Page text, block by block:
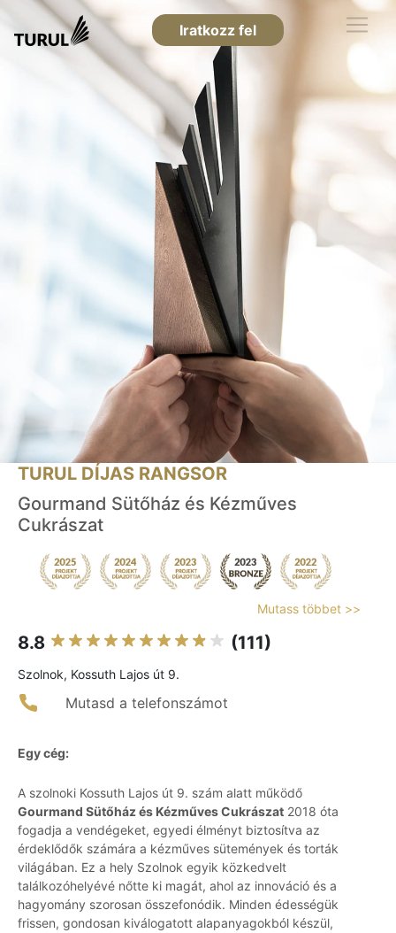
Iratkozz fel
TURUL DÍJAS RANGSOR
Gourmand Sütőház és Kézműves
Cukrászat
Mutass többet >>
8.8 (111)
Szolnok, Kossuth Lajos út 9.
Mutasd a telefonszámot
Egy cég:
A szolnoki Kossuth Lajos út 9. szám alatt működő
Gourmand Sütőház és Kézműves Cukrászat 2018 óta
fogadja a vendégeket, egyedi élményt biztosítva az
érdeklődők számára a kézműves sütemények és torták
világában. Ez a hely Szolnok egyik közkedvelt
találkozóhelyévé nőtte ki magát, ahol az innováció és a
hagyomány szorosan összefonódik. Minden édességük
frissen, gondosan kiválogatott alapanyagokból készül,